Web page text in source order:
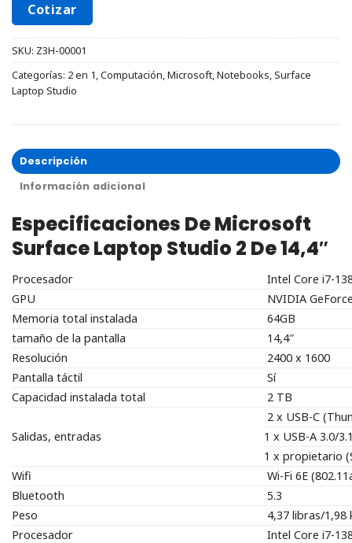
Cotizar
SKU: Z3H-00001
Categorías: 2 en 1,Computación,Microsoft,Notebooks,Surface
Laptop Studio
Descripción
Información adicional
Especificaciones De Microsoft
Surface Laptop Studio 2 De 14,4″
Procesador
Intel Core i7-
GPU
NVIDIA
Memoria total instalada
64GB
tamaño de la pantalla
14,4″
Resolución
2400 x 1600
Pantalla táctil
Sí
Capacidad instalada total
2 TB
Salidas, entradas
2 x USB-C
1 x USB-A 3.0/
1 x propietario
Wifi
Wi-Fi 6E
Bluetooth
5.3
Peso
4,37 libras/1,98
Procesador
Intel Core i7-